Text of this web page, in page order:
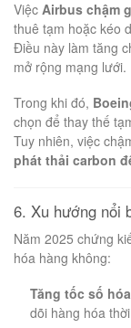
Việc Airbus chậm
thuê tạm hoặc kéo
Điều này làm tăng
mở rộng mạng lưới.
Trong khi đó,
chọn để thay thế
Tuy nhiên, việc
phát thải carbon
6. Xu hướng nổi
Năm 2025 chứng
hóa hàng không:
Tăng tốc số
dõi hàng hóa